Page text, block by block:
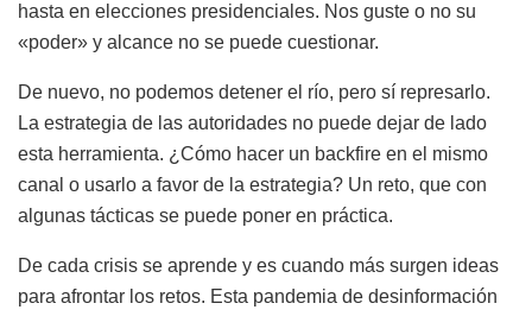
hasta en elecciones presidenciales. Nos guste o no su
«poder» y alcance no se puede cuestionar.
De nuevo, no podemos detener el río, pero sí represarlo.
La estrategia de las autoridades no puede dejar de lado
esta herramienta. ¿Cómo hacer un backfire en el mismo
canal o usarlo a favor de la estrategia? Un reto, que con
algunas tácticas se puede poner en práctica.
De cada crisis se aprende y es cuando más surgen ideas
para afrontar los retos. Esta pandemia de desinformación